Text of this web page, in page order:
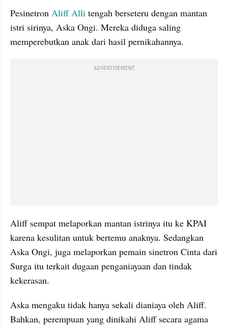
Pesinetron Aliff Alli tengah berseteru dengan mantan
istri sirinya, Aska Ongi. Mereka diduga saling
memperebutkan anak dari hasil pernikahannya.
ADVERTISEMENT
Aliff sempat melaporkan mantan istrinya itu ke KPAI
karena kesulitan untuk bertemu anaknya. Sedangkan
Aska Ongi, juga melaporkan pemain sinetron Cinta dari
Surga itu terkait dugaan penganiayaan dan tindak
kekerasan.
Aska mengaku tidak hanya sekali dianiaya oleh Aliff.
Bahkan, perempuan yang dinikahi Aliff secara agama